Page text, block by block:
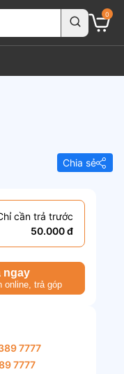
0
Chia sẻ
cần trả trước
50.000 đ
ngay
online, trả góp
7777
7777